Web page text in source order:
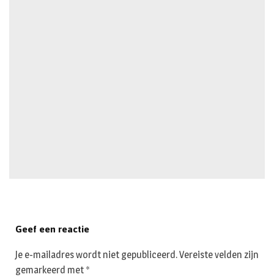
Geef een reactie
Je e-mailadres wordt niet gepubliceerd.Vereiste velden zijn
gemarkeerd met *